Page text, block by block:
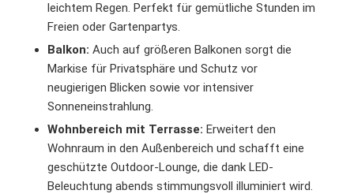
leichtem Regen. Perfekt für gemütliche Stunden im
Freien oder Gartenpartys.
Balkon: Auch auf größeren Balkonen sorgt die
Markise für Privatsphäre und Schutz vor
neugierigen Blicken sowie vor intensiver
Sonneneinstrahlung.
Wohnbereich mit Terrasse: Erweitert den
Wohnraum in den Außenbereich und schafft eine
geschützte Outdoor-Lounge, die dank LED-
Beleuchtung abends stimmungsvoll illuminiert wird.